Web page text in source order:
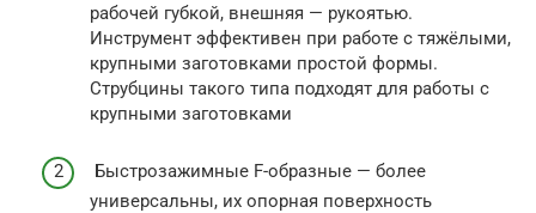
рабочей губкой, внешняя — рукоятью.
Инструмент эффективен при работе с тяжёлыми,
крупными заготовками простой формы.
Струбцины такого типа подходят для работы с
крупными заготовками
Быстрозажимные F-образные — более
универсальны, их опорная поверхность